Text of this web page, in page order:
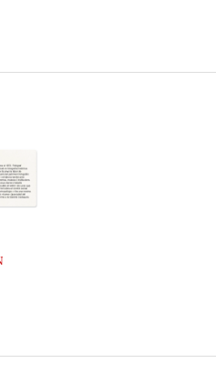
1966, de la cual es
seis documentales en
poetas (Sagarra o Brossa) y